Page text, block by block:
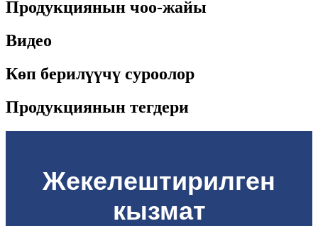
Продукциянын чоо-жайы
Видео
Көп берилүүчү суроолор
Продукциянын тегдери
Жекелештирилген
кызмат